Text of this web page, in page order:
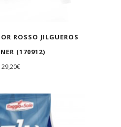
ROSSO JILGUEROS
(170912)
29,20€